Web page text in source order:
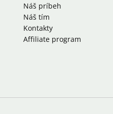
Náš príbeh
Náš tím
Kontakty
Affiliate program